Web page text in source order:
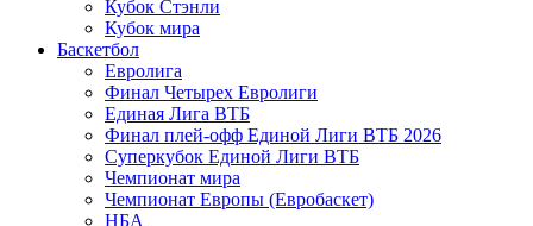
Кубок Стэнли
Кубок мира
Баскетбол
Евролига
Финал Четырех Евролиги
Единая Лига ВТБ
Финал плей-офф Единой Лиги ВТБ 2026
Суперкубок Единой Лиги ВТБ
Чемпионат мира
Чемпионат Европы (Евробаскет)
НБА